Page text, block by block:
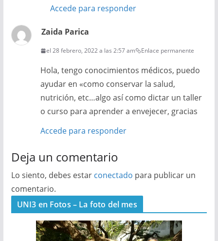
Accede para responder
Zaida Parica
el 28 febrero, 2022 a las 2:57 am Enlace permanente
Hola, tengo conocimientos médicos, puedo
ayudar en «como conservar la salud,
nutrición, etc…algo así como dictar un taller
o curso para aprender a envejecer, gracias
Accede para responder
Deja un comentario
Lo siento, debes estar conectado para publicar un
comentario.
UNI3 en Fotos – La foto del mes